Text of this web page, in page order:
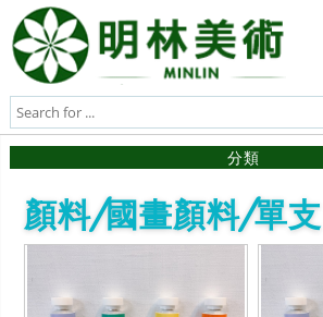
分類
顏料/國畫顏料/單支